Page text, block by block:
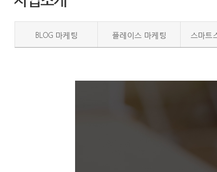
BLOG 마케팅 플레이스 마케팅 스마트